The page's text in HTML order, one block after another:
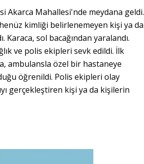
Akarca Mahallesi'nde meydana geldi.
kimliği belirlenemeyen kişi ya da
Karaca, sol bacağından yaralandı.
ve polis ekipleri sevk edildi. İlk
ambulansla özel bir hastaneye
öğrenildi. Polis ekipleri olay
gerçekleştiren kişi ya da kişilerin